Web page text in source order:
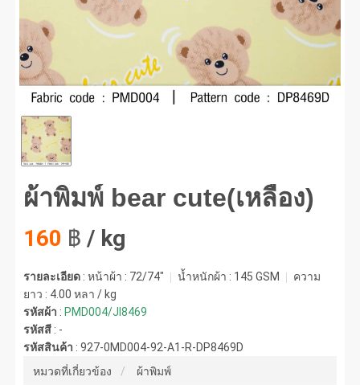
พิมพ์ bear cute(เหลือง) #1
ผ้าพิมพ์ bear cute(เหลือง)
160 ฿ / kg
รายละเอียด : หน้าผ้า : 72/74" น้ำหนักผ้า : 145 GSM
ความ
ยาว : 4.00 หลา / kg
รหัสผ้า :PMD004/JI8469
รหัสสี : -
รหัสสินค้า :927-0MD004-92-A1-R-DP8469D
หมวดที่เกี่ยวข้อง
ผ้าพิมพ์